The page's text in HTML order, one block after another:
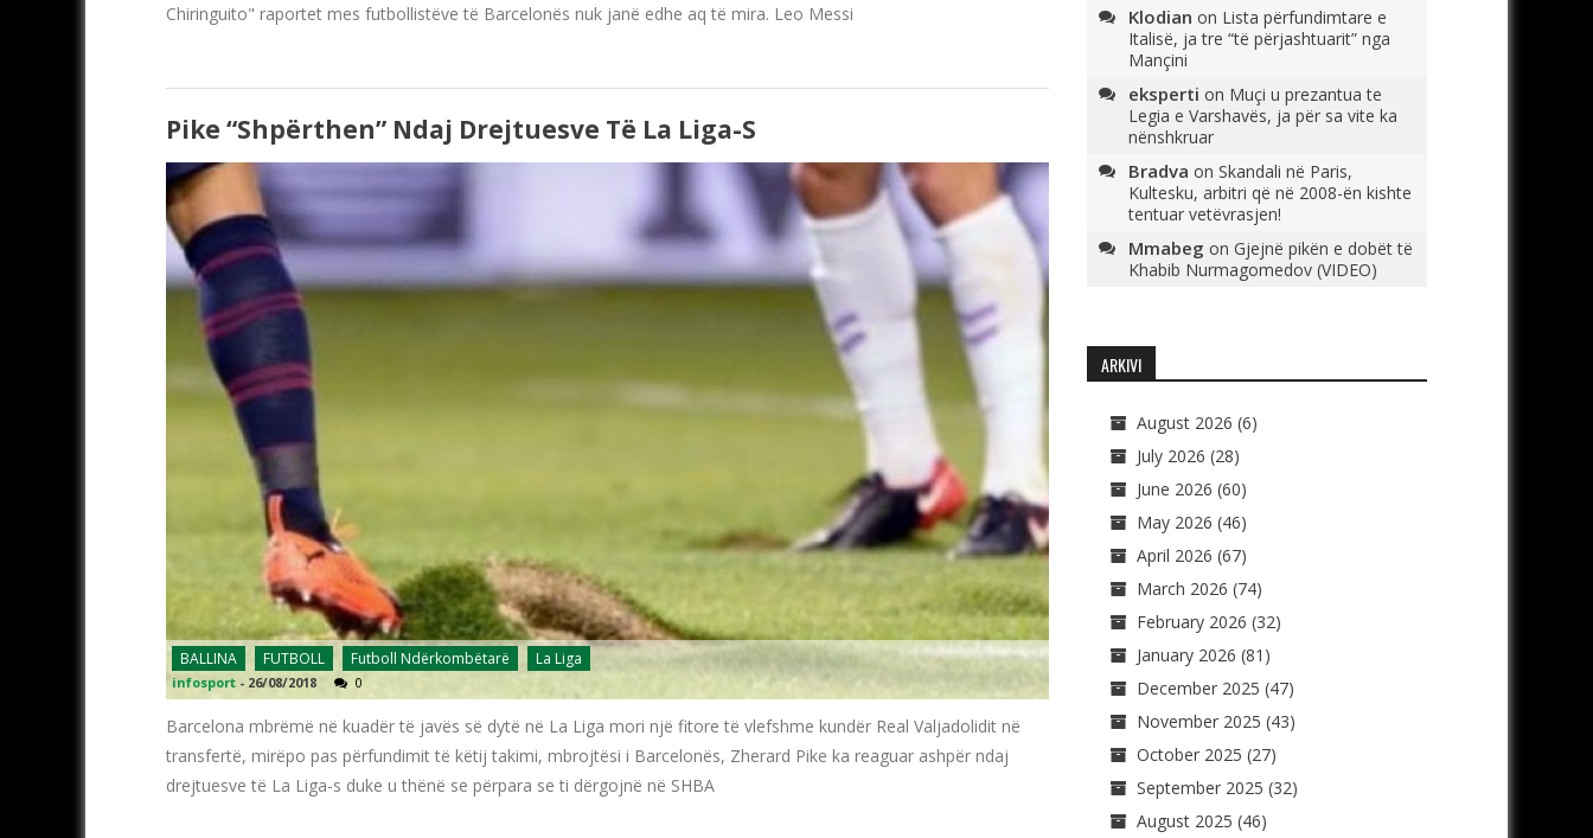
Chiringuito" raportet mes futbollistëve të Barcelonës nuk janë edhe aq të mira. Leo Messi
Pike “shpërthen” Ndaj Drejtuesve Të La Liga-S
BALLINA FUTBOLL Futboll Ndërkombëtarë La Liga
infosport - 26/08/2018 0
Barcelona mbrëmë në kuadër të javës së dytë në La Liga mori një fitore të vlefshme kundër Real Valjadolidit në
transfertë, mirëpo pas përfundimit të këtij takimi, mbrojtësi i Barcelonës, Zherard Pike ka reaguar ashpër ndaj
drejtuesve të La Liga-s duke u thënë se përpara se ti dërgojnë në SHBA
Klodian on Lista përfundimtare e
Italisë, ja tre “të përjashtuarit” nga
Mançini
eksperti on Muçi u prezantua te
Legia e Varshavës, ja për sa vite ka
nënshkruar
Bradva on Skandali në Paris,
Kultesku, arbitri që në 2008-ën kishte
tentuar vetëvrasjen!
Mmabeg on Gjejnë pikën e dobët të
Khabib Nurmagomedov (VIDEO)
ARKIVI
August 2026 (6)
July 2026 (28)
June 2026 (60)
May 2026 (46)
April 2026 (67)
March 2026 (74)
February 2026 (32)
January 2026 (81)
December 2025 (47)
November 2025 (43)
October 2025 (27)
September 2025 (32)
August 2025 (46)